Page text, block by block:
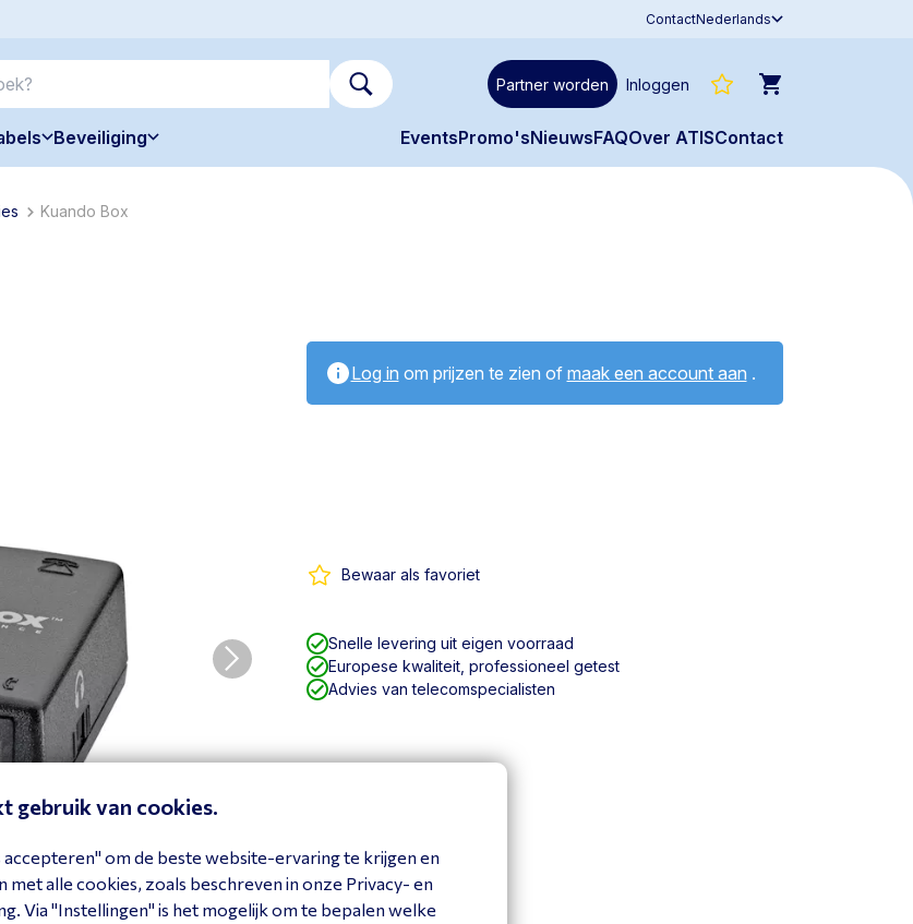
ContactNederlands
Partner worden Inloggen
Beveiliging EventsPromo'sNieuwsFAQOver ATISContact
Kuando Box
Log in om prijzen te zien of maak een account aan .
Bewaar als favoriet
Snelle levering uit eigen voorraad
Europese kwaliteit, professioneel getest
Advies van telecomspecialisten
gebruik van cookies.
accepteren" om de beste website-ervaring te krijgen en
met alle cookies, zoals beschreven in onze Privacy- en
Via "Instellingen" is het mogelijk om te bepalen welke